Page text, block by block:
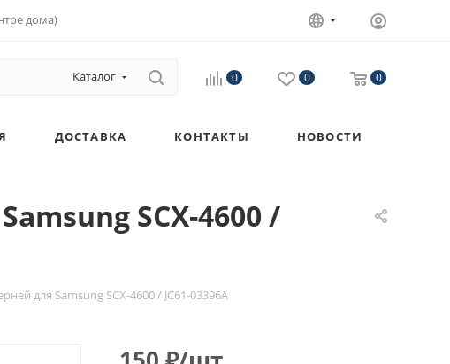
дома)
Каталог 0 0 0
ДОСТАВКА КОНТАКТЫ НОВОСТИ
SCX-4600 /
для Samsung SCX-4600 / JC61-03396A